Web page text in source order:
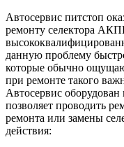
Автосервис питстоп
ремонту селектора
данную проблему
которые обычно
при ремонте такого
Автосервис
позволяет проводить
ремонта или замены
действия: